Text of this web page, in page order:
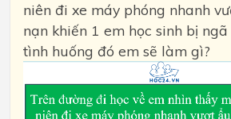
niên đi xe máy phóng nhanh
nạn khiến 1 em học sinh bị
tình huống đó em sẽ làm gì?